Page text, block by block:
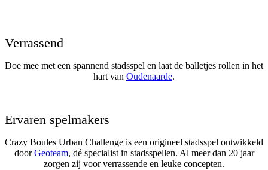
Verrassend
Doe mee met een spannend stadsspel en laat de balletjes rollen in het
hart van Oudenaarde.
Ervaren spelmakers
Crazy Boules Urban Challenge is een origineel stadsspel ontwikkeld
doorGeoteam, dé specialist in stadsspellen. Al meer dan 20 jaar
zorgen zij voor verrassende en leuke concepten.